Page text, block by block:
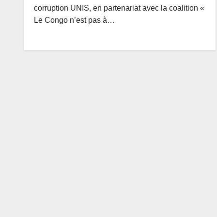
corruption UNIS, en partenariat avec la coalition «
Le Congo n’est pas à…